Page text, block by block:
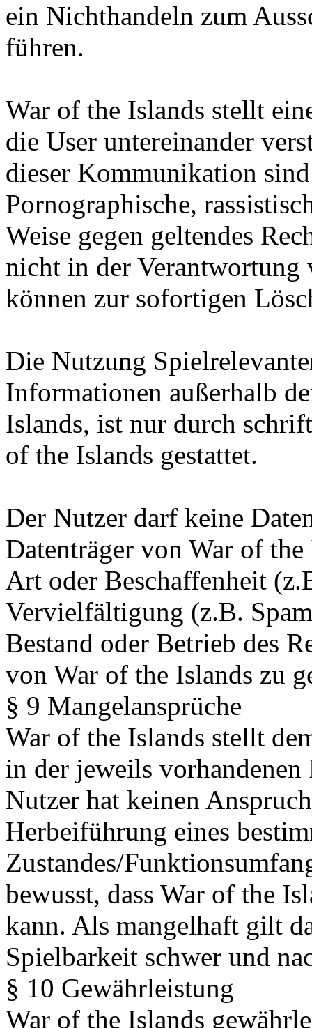
ein Nichthandeln zum
führen.
War of the Islands stellt
die User untereinander
dieser Kommunikation
Pornographische,
Weise gegen geltendes
nicht in der Verantwortung
können zur sofortigen
Die Nutzung
Informationen außerhalb
Islands, ist nur durch
of the Islands gestattet.
Der Nutzer darf keine
Datenträger von War of
Art oder Beschaffenheit
Vervielfältigung (z.B.
Bestand oder Betrieb des
von War of the Islands zu
§ 9 Mangelansprüche
War of the Islands stellt
in der jeweils
Nutzer hat keinen
Herbeiführung eines
Zustandes/
bewusst, dass War of the
kann. Als mangelhaft gilt
Spielbarkeit schwer und
§ 10 Gewährleistung
War of the Islands